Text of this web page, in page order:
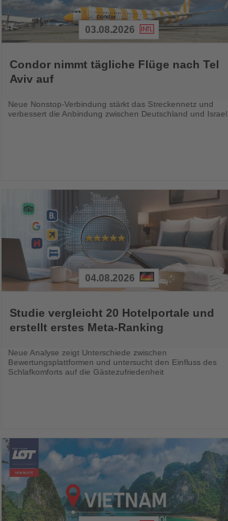
Sie
die
03.08.2026
Condor nimmt tägliche Flüge nach Tel
Aviv auf
Neue Nonstop-Verbindung stärkt das Streckennetz und
verbessert die Anbindung zwischen Deutschland und Israel
Sie
die
04.08.2026
Studie vergleicht 20 Hotelportale und
erstellt erstes Meta-Ranking
Neue Analyse zeigt Unterschiede zwischen
Bewertungsplattformen und untersucht den Einfluss des
Schlafkomforts auf die Gästezufriedenheit